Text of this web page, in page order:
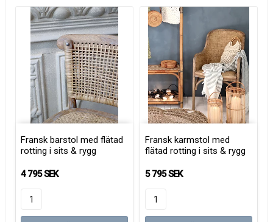
Fransk barstol med flätad
rotting i sits & rygg
4 795 SEK
Fransk karmstol med
flätad rotting i sits & rygg
5 795 SEK